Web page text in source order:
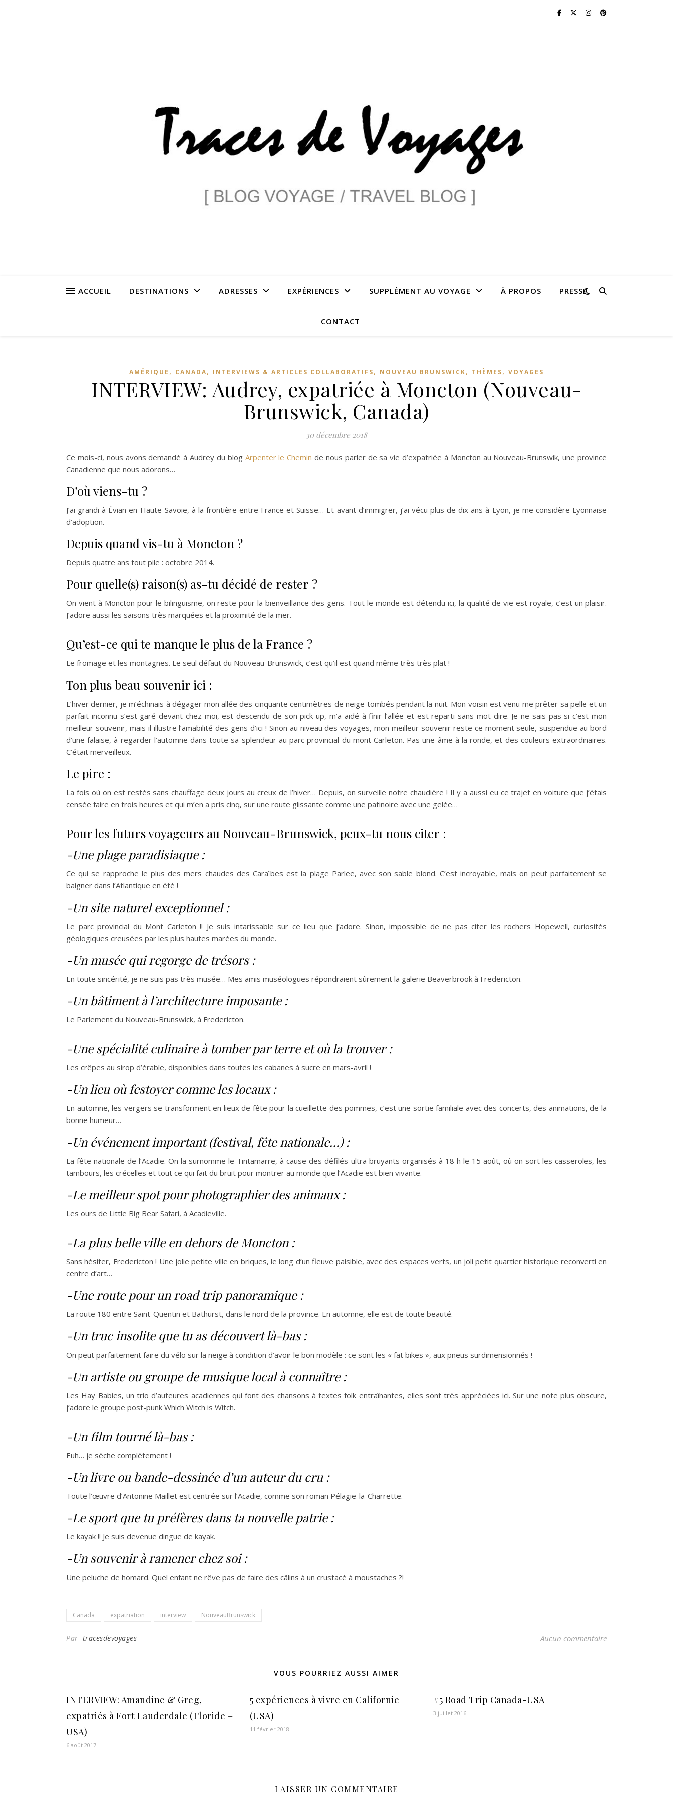
ACCUEIL DESTINATIONS ADRESSES EXPÉRIENCES SUPPLÉMENT AU VOYAGE À PROPOS PRESSE
CONTACT
AMÉRIQUE , CANADA, INTERVIEWS & ARTICLES COLLABORATIFS, NOUVEAU BRUNSWICK, THÈMES, VOYAGES
INTERVIEW: Audrey, expatriée à Moncton (Nouveau-
Brunswick, Canada)
30 décembre 2018
Ce mois-ci, nous avons demandé à Audrey du blog Arpenter le Chemin de nous parler de sa vie d’expatriée à Moncton au Nouveau-Brunswik, une province
Canadienne que nous adorons…
D’où viens-tu ?
J’ai grandi à Évian en Haute-Savoie, à la frontière entre France et Suisse… Et avant d’immigrer, j’ai vécu plus de dix ans à Lyon, je me considère Lyonnaise
d’adoption.
Depuis quand vis-tu à Moncton ?
Depuis quatre ans tout pile : octobre 2014.
Pour quelle(s) raison(s) as-tu décidé de rester ?
On vient à Moncton pour le bilinguisme, on reste pour la bienveillance des gens. Tout le monde est détendu ici, la qualité de vie est royale, c’est un plaisir.
J’adore aussi les saisons très marquées et la proximité de la mer.
Qu’est-ce qui te manque le plus de la France ?
Le fromage et les montagnes. Le seul défaut du Nouveau-Brunswick, c’est qu’il est quand même très très plat !
Ton plus beau souvenir ici :
L’hiver dernier, je m’échinais à dégager mon allée des cinquante centimètres de neige tombés pendant la nuit. Mon voisin est venu me prêter sa pelle et un
parfait inconnu s’est garé devant chez moi, est descendu de son pick-up, m’a aidé à finir l’allée et est reparti sans mot dire. Je ne sais pas si c’est mon
meilleur souvenir, mais il illustre l’amabilité des gens d’ici ! Sinon au niveau des voyages, mon meilleur souvenir reste ce moment seule, suspendue au bord
d’une falaise, à regarder l’automne dans toute sa splendeur au parc provincial du mont Carleton. Pas une âme à la ronde, et des couleurs extraordinaires.
C’était merveilleux.
Le pire :
La fois où on est restés sans chauffage deux jours au creux de l’hiver… Depuis, on surveille notre chaudière ! Il y a aussi eu ce trajet en voiture que j’étais
censée faire en trois heures et qui m’en a pris cinq, sur une route glissante comme une patinoire avec une gelée…
Pour les futurs voyageurs au Nouveau-Brunswick, peux-tu nous citer :
-Une plage paradisiaque :
Ce qui se rapproche le plus des mers chaudes des Caraïbes est la plage Parlee, avec son sable blond. C’est incroyable, mais on peut parfaitement se
baigner dans l’Atlantique en été !
-Un site naturel exceptionnel :
Le parc provincial du Mont Carleton !! Je suis intarissable sur ce lieu que j’adore. Sinon, impossible de ne pas citer les rochers Hopewell, curiosités
géologiques creusées par les plus hautes marées du monde.
-Un musée qui regorge de trésors :
En toute sincérité, je ne suis pas très musée… Mes amis muséologues répondraient sûrement la galerie Beaverbrook à Fredericton.
-Un bâtiment à l’architecture imposante :
Le Parlement du Nouveau-Brunswick, à Fredericton.
-Une spécialité culinaire à tomber par terre et où la trouver :
Les crêpes au sirop d’érable, disponibles dans toutes les cabanes à sucre en mars-avril !
-Un lieu où festoyer comme les locaux :
En automne, les vergers se transforment en lieux de fête pour la cueillette des pommes, c’est une sortie familiale avec des concerts, des animations, de la
bonne humeur…
-Un événement important (festival, fête nationale…) :
La fête nationale de l’Acadie. On la surnomme le Tintamarre, à cause des défilés ultra bruyants organisés à 18 h le 15 août, où on sort les casseroles, les
tambours, les crécelles et tout ce qui fait du bruit pour montrer au monde que l’Acadie est bien vivante.
-Le meilleur spot pour photographier des animaux :
Les ours de Little Big Bear Safari, à Acadieville.
-La plus belle ville en dehors de Moncton :
Sans hésiter, Fredericton ! Une jolie petite ville en briques, le long d’un fleuve paisible, avec des espaces verts, un joli petit quartier historique reconverti en
centre d’art…
-Une route pour un road trip panoramique :
La route 180 entre Saint-Quentin et Bathurst, dans le nord de la province. En automne, elle est de toute beauté.
-Un truc insolite que tu as découvert là-bas :
On peut parfaitement faire du vélo sur la neige à condition d’avoir le bon modèle : ce sont les « fat bikes », aux pneus surdimensionnés !
-Un artiste ou groupe de musique local à connaître :
Les Hay Babies, un trio d’auteures acadiennes qui font des chansons à textes folk entraînantes, elles sont très appréciées ici. Sur une note plus obscure,
j’adore le groupe post-punk Which Witch is Witch.
-Un film tourné là-bas :
Euh… je sèche complètement !
-Un livre ou bande-dessinée d’un auteur du cru :
Toute l’œuvre d’Antonine Maillet est centrée sur l’Acadie, comme son roman Pélagie-la-Charrette.
-Le sport que tu préfères dans ta nouvelle patrie :
Le kayak !! Je suis devenue dingue de kayak.
-Un souvenir à ramener chez soi :
Une peluche de homard. Quel enfant ne rêve pas de faire des câlins à un crustacé à moustaches ?!
Canada expatriation interview NouveauBrunswick
Par tracesdevoyages Aucun commentaire
VOUS POURRIEZ AUSSI AIMER
INTERVIEW: Amandine & Greg,
expatriés à Fort Lauderdale (Floride –
USA)
6 août 2017
5 expériences à vivre en Californie
(USA)
11 février 2018
#5 Road Trip Canada-USA
3 juillet 2016
LAISSER UN COMMENTAIRE